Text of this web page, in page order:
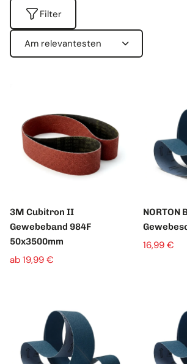
Filter
c
h
:
3M Cubitron II
Gewebeband 984F
50x3500mm
ab 19,99 €
NORTON
16,99 €